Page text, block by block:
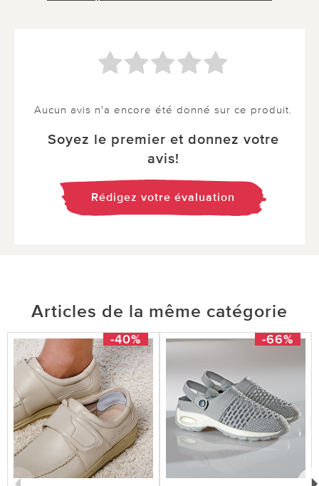
Aucun avis n'a encore été donné sur ce produit.
Soyez le premier et donnez votre
avis!
Rédigez votre évaluation
Articles de la même catégorie
-40% -66%